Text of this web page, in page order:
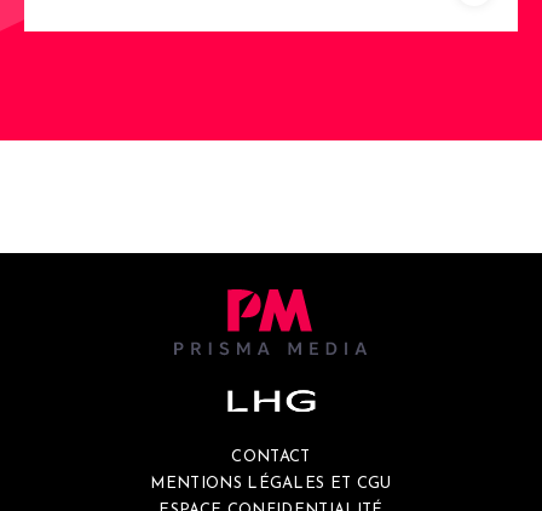
CONTACT
MENTIONS LÉGALES ET CGU